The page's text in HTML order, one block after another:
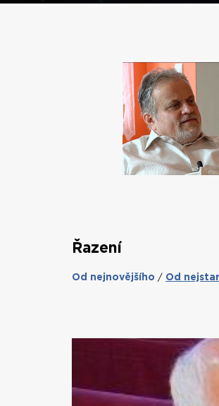
Řazení
Od nejnovějšího / Od